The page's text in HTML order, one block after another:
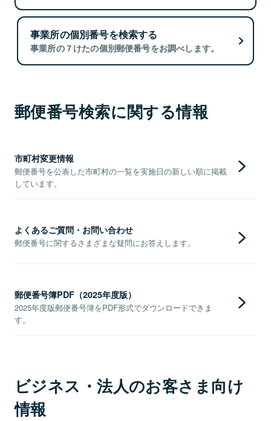
事業所の個別番号を検索する
事業所の７けたの個別郵便番号をお調べします。
郵便番号検索に関する情報
市町村変更情報
郵便番号を公表した市町村の一覧を実施日の新しい順に掲載
しています。
よくあるご質問・お問い合わせ
郵便番号に関するさまざまな疑問にお答えします。
郵便番号簿PDF（2025年度版）
2025年度版郵便番号簿をPDF形式でダウンロードできま
す。
ビジネス・法人のお客さま向け
情報